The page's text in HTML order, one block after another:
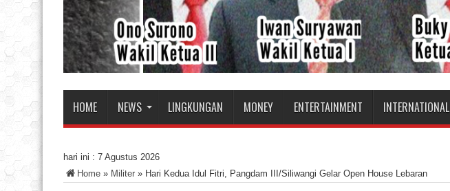
HOME NEWS LINGKUNGAN MONEY ENTERTAINMENT INTERNATIONAL
hari ini : 7 Agustus 2026
Home » Militer » Hari Kedua Idul Fitri, Pangdam III/Siliwangi Gelar Open House Lebaran